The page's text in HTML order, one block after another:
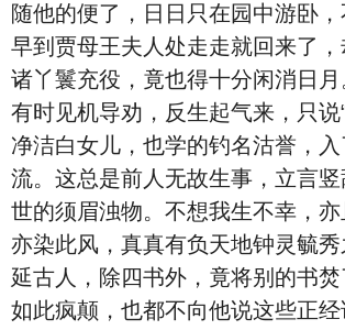
随他的便了，日日只在园中游卧
早到贾母王夫人处走走就回来了
诸丫鬟充役，竟也得十分闲消日
有时见机导劝，反生起气来，只说
净洁白女儿，也学的钓名沽誉，
流。这总是前人无故生事，立言
世的须眉浊物。不想我生不幸，
亦染此风，真真有负天地钟灵毓秀
延古人，除四书外，竟将别的书
如此疯颠，也都不向他说这些正